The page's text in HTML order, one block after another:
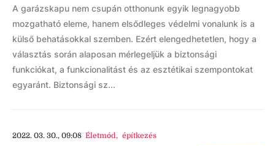
A garázskapu nem csupán otthonunk egyik legnagyobb
mozgatható eleme, hanem elsődleges védelmi vonalunk is a
külső behatásokkal szemben. Ezért elengedhetetlen, hogy a
választás során alaposan mérlegeljük a biztonsági
funkciókat, a funkcionalitást és az esztétikai szempontokat
egyaránt.​ Biztonsági sz...
2022. 03. 30., 09:08 Életmód, építkezés